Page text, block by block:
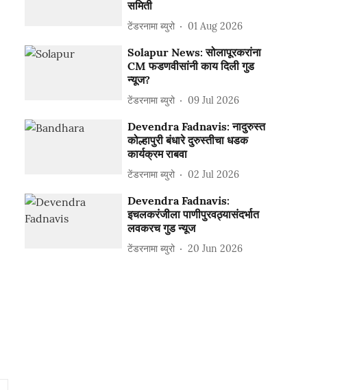
समिती
टेंडरनामा ब्युरो 01 Aug 2026
Solapur News: सोलापूरकरांना
CM फडणवीसांनी काय दिली गुड
न्यूज?
टेंडरनामा ब्युरो 09 Jul 2026
Devendra Fadnavis: नादुरुस्त
कोल्हापुरी बंधारे दुरुस्तीचा धडक
कार्यक्रम राबवा
टेंडरनामा ब्युरो 02 Jul 2026
Devendra Fadnavis:
इचलकरंजीला पाणीपुरवठ्यासंदर्भात
लवकरच गुड न्यूज
टेंडरनामा ब्युरो 20 Jun 2026